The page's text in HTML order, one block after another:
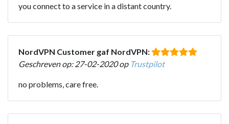
you connect to a service in a distant country.
NordVPN Customer gaf NordVPN:
Geschreven op: 27-02-2020 op Trustpilot
no problems, care free.